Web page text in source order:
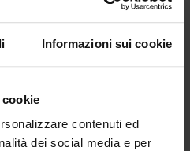
Informazioni sui cookie
contenuti ed
dei social media e per